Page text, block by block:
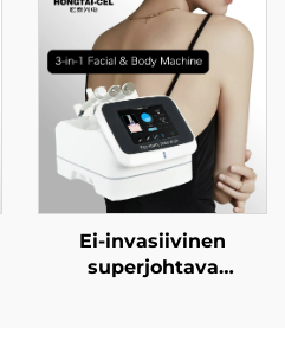
nuorentamiseen ja
ikääntymisen
ehkäisyyn
kauneuslaitoksille
Ei-invasiivinen
superjohtava